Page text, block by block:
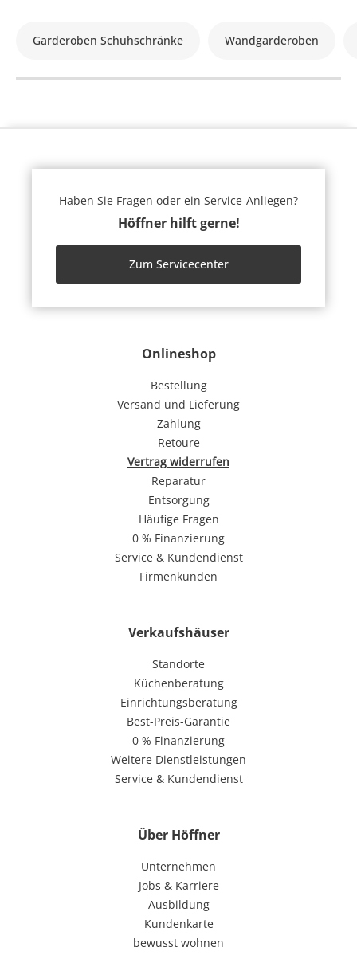
Garderoben Schuhschränke Wandgarderoben
Onlineshop
Bestellung
Versand und Lieferung
Zahlung
Retoure
Vertrag widerrufen
Reparatur
Entsorgung
Häufige Fragen
0 % Finanzierung
Service & Kundendienst
Firmenkunden
Verkaufshäuser
Standorte
Küchenberatung
Einrichtungsberatung
Best-Preis-Garantie
0 % Finanzierung
Weitere Dienstleistungen
Service & Kundendienst
Über Höffner
Unternehmen
Jobs & Karriere
Ausbildung
Kundenkarte
bewusst wohnen
Haben Sie Fragen oder ein Service-Anliegen?
Höffner hilft gerne!
Zum Servicecenter